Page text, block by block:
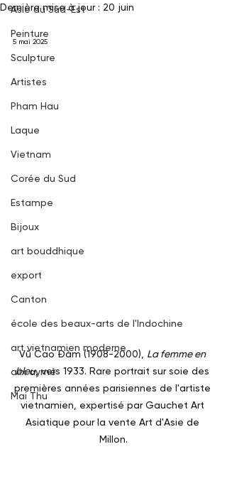
Asie du Sud-Est
Peinture
Sculpture
Artistes
Pham Hau
Laque
Vietnam
Corée du Sud
Estampe
Bijoux
art bouddhique
export
Canton
école des beaux-arts de l'Indochine
art vietnamien moderne
alix aymé
Mai Thu
Dernière mise à jour : 20 juin
5 mai 2025
Vũ Cao Đàm (1908-2000), La femme en
bleu, vers 1933. Rare portrait sur soie des
premières années parisiennes de l'artiste
vietnamien, expertisé par Gauchet Art
Asiatique pour la vente Art d'Asie de
Millon.